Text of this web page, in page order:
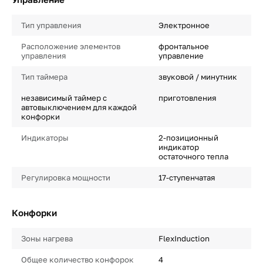
Тип управления Электронное
Расположение элементов
управления
фронтальное
управление
Тип таймера звуковой / минутник
независимый таймер с
автовыключением для каждой
конфорки
приготовления
Индикаторы
2-позиционный
индикатор
остаточного тепла
Регулировка мощности 17-ступенчатая
Конфорки
Зоны нагрева FlexInduction
Общее количество конфорок 4